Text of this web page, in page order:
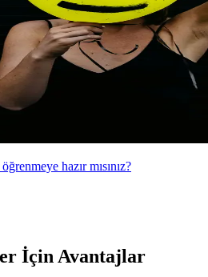
hazır mısınız?
İçin Avantajlar